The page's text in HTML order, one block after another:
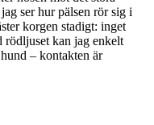
ser hur pälsen rör sig i
korgen stadigt: inget
rödljuset kan jag enkelt
– kontakten är